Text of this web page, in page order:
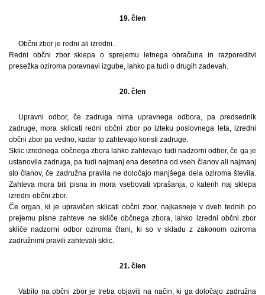
19. člen
Občni zbor je redni ali izredni.
Redni občni zbor sklepa o sprejemu letnega obračuna in razporeditvi
presežka oziroma poravnavi izgube, lahko pa tudi o drugih zadevah.
20. člen
Upravni odbor, če zadruga nima upravnega odbora, pa predsednik
zadruge, mora sklicati redni občni zbor po izteku poslovnega leta, izredni
občni zbor pa vedno, kadar to zahtevajo koristi zadruge.
Sklic izrednega občnega zbora lahko zahtevajo tudi nadzorni odbor, če ga je
ustanovila zadruga, pa tudi najmanj ena desetina od vseh članov ali najmanj
sto članov, če zadružna pravila ne določajo manjšega dela oziroma števila.
Zahteva mora biti pisna in mora vsebovati vprašanja, o katerih naj sklepa
izredni občni zbor.
Če organ, ki je upravičen sklicati občni zbor, najkasneje v dveh tednih po
prejemu pisne zahteve ne skliče občnega zbora, lahko izredni občni zbor
skliče nadzorni odbor oziroma člani, ki so v skladu z zakonom oziroma
zadružnimi pravili zahtevali sklic.
21. člen
Vabilo na občni zbor je treba objaviti na način, ki ga določajo zadružna